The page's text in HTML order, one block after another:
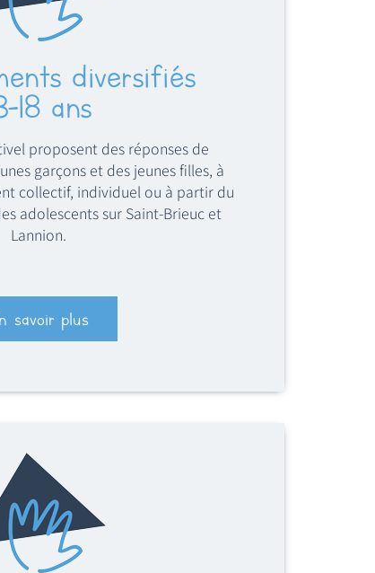
diversifiés
18 ans
proposent des réponses de
garçons et des jeunes filles, à
collectif, individuel ou à partir du
adolescents sur Saint-Brieuc et
Lannion.
savoir plus